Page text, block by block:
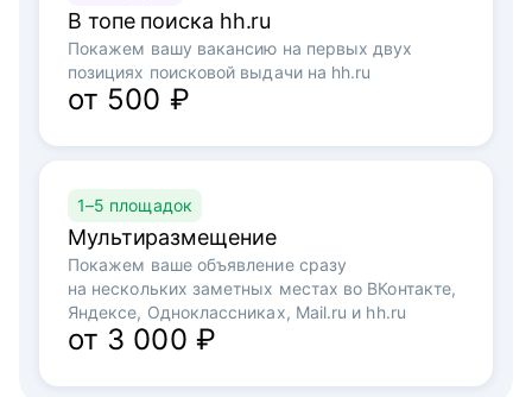
В топе поиска hh.ru
Покажем вашу вакансию на первых двух
позициях поисковой выдачи на hh.ru
от 500 ₽
1–5 площадок
Мультиразмещение
Покажем ваше объявление сразу
на нескольких заметных местах во ВКонтакте,
Яндексе, Одноклассниках, Mail.ru и hh.ru
от 3 000 ₽